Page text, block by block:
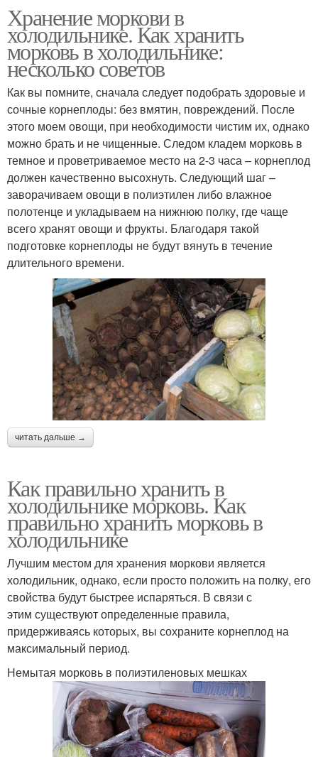
Хранение моркови в
холодильнике. Как хранить
морковь в холодильнике:
несколько советов
Как вы помните, сначала следует подобрать здоровые и
сочные корнеплоды: без вмятин, повреждений. После
этого моем овощи, при необходимости чистим их, однако
можно брать и не чищенные. Следом кладем морковь в
темное и проветриваемое место на 2-3 часа – корнеплод
должен качественно высохнуть. Следующий шаг –
заворачиваем овощи в полиэтилен либо влажное
полотенце и укладываем на нижнюю полку, где чаще
всего хранят овощи и фрукты. Благодаря такой
подготовке корнеплоды не будут вянуть в течение
длительного времени.
читать дальше →
Как правильно хранить в
холодильнике морковь. Как
правильно хранить морковь в
холодильнике
Лучшим местом для хранения моркови является
холодильник, однако, если просто положить на полку, его
свойства будут быстрее испаряться. В связи с
этим существуют определенные правила,
придерживаясь которых, вы сохраните корнеплод на
максимальный период.
Немытая морковь в полиэтиленовых мешках